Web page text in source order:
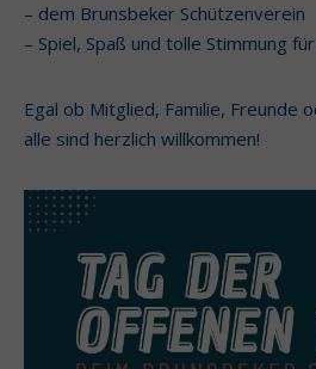
– dem Brunsbeker Schützenverein
– Spiel, Spaß und tolle Stimmung
Egal ob Mitglied, Familie, Freunde
alle sind herzlich willkommen!